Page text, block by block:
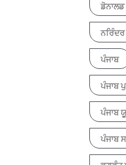
ਨਰਿੰਦਰ
ਪੰਜਾਬ
ਪੰਜਾਬ
ਪੰਜਾਬ
ਪੰਜਾਬ